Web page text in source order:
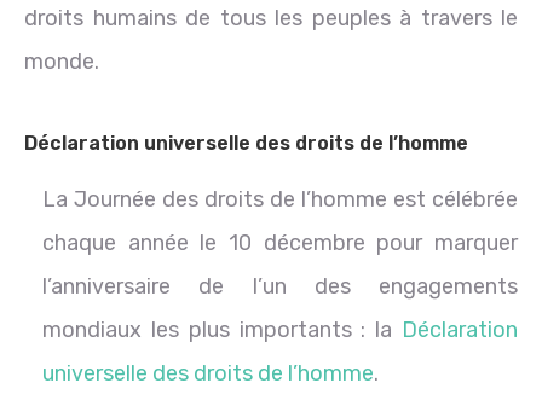
droits humains de tous les peuples à travers le
monde.
Déclaration universelle des droits de l’homme
La Journée des droits de l’homme est célébrée
chaque année le 10 décembre pour marquer
l’anniversaire de l’un des engagements
mondiaux les plus importants : la Déclaration
universelle des droits de l’homme.